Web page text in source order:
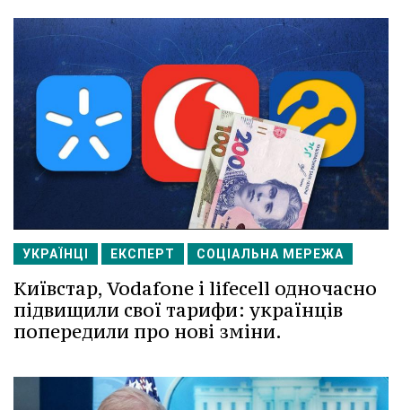
УКРАЇНЦІ ЕКСПЕРТ СОЦІАЛЬНА МЕРЕЖА
Київстар, Vodafone і lifecell одночасно
підвищили свої тарифи: українців
попередили про нові зміни.